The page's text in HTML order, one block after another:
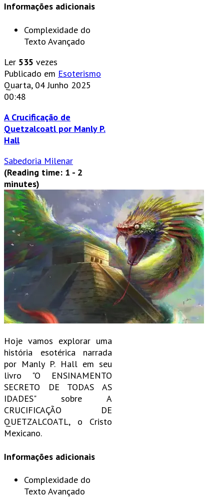
Informações adicionais
Complexidade do
Texto Avançado
Ler 535 vezes
Publicado em Esoterismo
Quarta, 04 Junho 2025
00:48
A Crucificação de
Quetzalcoatl por Manly P.
Hall
Sabedoria Milenar
(Reading time: 1 - 2
minutes)
Hoje vamos explorar uma
história esotérica narrada
por Manly P. Hall em seu
livro "O ENSINAMENTO
SECRETO DE TODAS AS
IDADES" sobre A
CRUCIFICAÇÃO DE
QUETZALCOATL, o Cristo
Mexicano.
Informações adicionais
Complexidade do
Texto Avançado